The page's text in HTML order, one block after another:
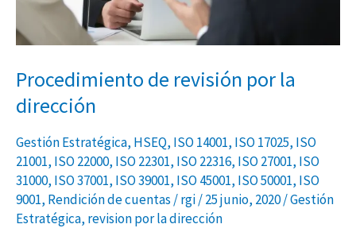
Procedimiento de revisión por la
dirección
Gestión Estratégica, HSEQ, ISO 14001, ISO 17025, ISO
21001, ISO 22000, ISO 22301, ISO 22316, ISO 27001, ISO
31000, ISO 37001, ISO 39001, ISO 45001, ISO 50001, ISO
9001, Rendición de cuentas /rgi/25 junio, 2020/Gestión
Estratégica, revision por la dirección